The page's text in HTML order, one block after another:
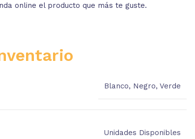
online el producto que más te guste.
Blanco, Negro, Verde
Unidades Disponibles